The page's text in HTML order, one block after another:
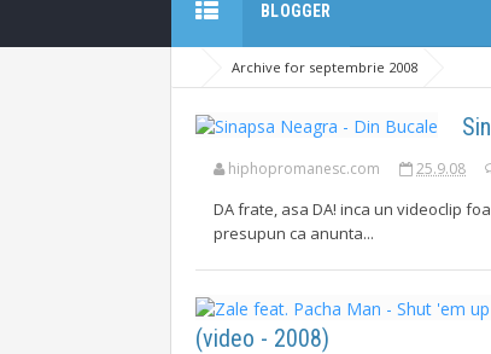
BLOGGER
Archive for septembrie 2008
hiphopromanesc.com 25.9.08
DA frate, asa DA! inca un videoclip
presupun ca anunta...
(video - 2008)